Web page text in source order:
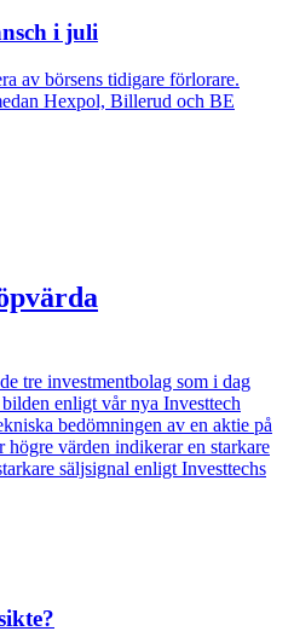
i juli
av börsens tidigare förlorare.
Hexpol, Billerud och BE
tre investmentbolag som i dag
enligt vår nya Investtech
bedömningen av en aktie på
värden indikerar en starkare
säljsignal enligt Investtechs